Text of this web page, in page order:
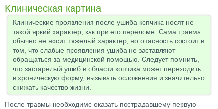
Клиническая картина
Клинические проявления после ушиба копчика носят не
такой яркий характер, как при его переломе. Сама травма
обычно не носит тяжелый характер, но опасность состоит в
том, что слабые проявления ушиба не заставляют
обращаться за медицинской помощью. Следует помнить,
что застарелый ушиб в области копчика может переходить
в хроническую форму, вызывать осложнения и значительно
снижать качество жизни.
После травмы необходимо оказать пострадавшему первую